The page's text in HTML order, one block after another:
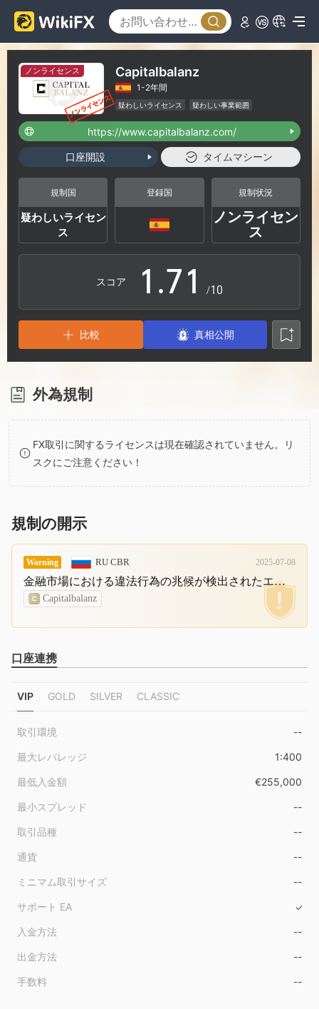
ノンライセンス Capitalbalanz
1-2年間
疑わしいライセンス
疑わしい事業範囲
ハイリスクレベル
https://www.capitalbalanz.com/
口座開設 タイムマシーン
規制国
疑わしいライセン
ス
登録国 規制状況
ノンライセン
ス
スコア
0
1
2
3
5
6
8
.
1
2
3
4
5
6
7
8
9
0
1
2
3
5
6
8
/10
比較 真相公開
外為規制
FX取引に関するライセンスは現在確認されていません。リ
スクにご注意ください！
規制の開示
Warning RU CBR 2025-07-08
金融市場における違法行為の兆候が検出されたエンティティのリスト Capitalbalanz、Arcmontasset、Arcmontmanagement、Ubsfxasset.
Capitalbalanz
口座連携
VIP GOLD SILVER CLASSIC
取引環境 --
最大レバレッジ 1:400
最低入金額 €255,000
最小スプレッド --
取引品種 --
通貨 --
ミニマム取引サイズ --
サポート EA
入金方法 --
出金方法 --
手数料 --